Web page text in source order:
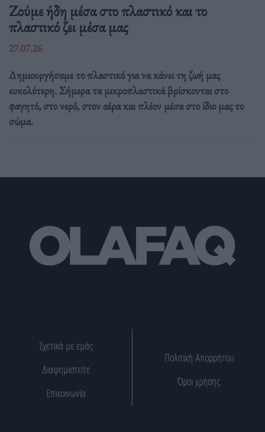
Ζούμε ήδη μέσα στο πλαστικό και το
πλαστικό ζει μέσα μας
27.07.26
Δημιουργήσαμε το πλαστικό για να κάνει τη ζωή μας
ευκολότερη. Σήμερα τα μικροπλαστικά βρίσκονται στο
φαγητό, στο νερό, στον αέρα και πλέον μέσα στο ίδιο μας το
σώμα.
Σχετικά με εμάς
Διαφημιστείτε
Επικοινωνία
Πολιτική Απορρήτου
Όροι χρήσης